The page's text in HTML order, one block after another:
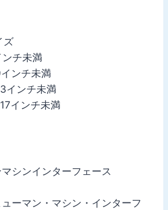
ズ
チ未満
ンチ未満
インチ未満
インチ未満
シンインターフェース
ーマン・マシン・インターフ